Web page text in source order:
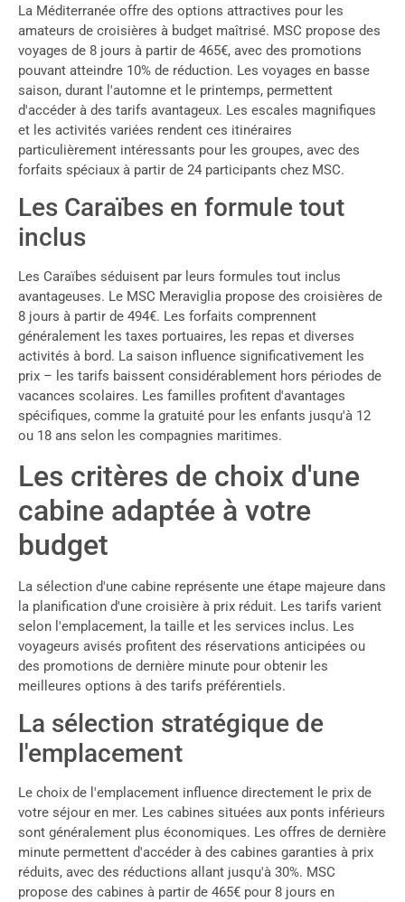
La Méditerranée offre des options attractives pour les
amateurs de croisières à budget maîtrisé. MSC propose des
voyages de 8 jours à partir de 465€, avec des promotions
pouvant atteindre 10% de réduction. Les voyages en basse
saison, durant l'automne et le printemps, permettent
d'accéder à des tarifs avantageux. Les escales magnifiques
et les activités variées rendent ces itinéraires
particulièrement intéressants pour les groupes, avec des
forfaits spéciaux à partir de 24 participants chez MSC.
Les Caraïbes en formule tout
inclus
Les Caraïbes séduisent par leurs formules tout inclus
avantageuses. Le MSC Meraviglia propose des croisières de
8 jours à partir de 494€. Les forfaits comprennent
généralement les taxes portuaires, les repas et diverses
activités à bord. La saison influence significativement les
prix – les tarifs baissent considérablement hors périodes de
vacances scolaires. Les familles profitent d'avantages
spécifiques, comme la gratuité pour les enfants jusqu'à 12
ou 18 ans selon les compagnies maritimes.
Les critères de choix d'une
cabine adaptée à votre
budget
La sélection d'une cabine représente une étape majeure dans
la planification d'une croisière à prix réduit. Les tarifs varient
selon l'emplacement, la taille et les services inclus. Les
voyageurs avisés profitent des réservations anticipées ou
des promotions de dernière minute pour obtenir les
meilleures options à des tarifs préférentiels.
La sélection stratégique de
l'emplacement
Le choix de l'emplacement influence directement le prix de
votre séjour en mer. Les cabines situées aux ponts inférieurs
sont généralement plus économiques. Les offres de dernière
minute permettent d'accéder à des cabines garanties à prix
réduits, avec des réductions allant jusqu'à 30%. MSC
propose des cabines à partir de 465€ pour 8 jours en